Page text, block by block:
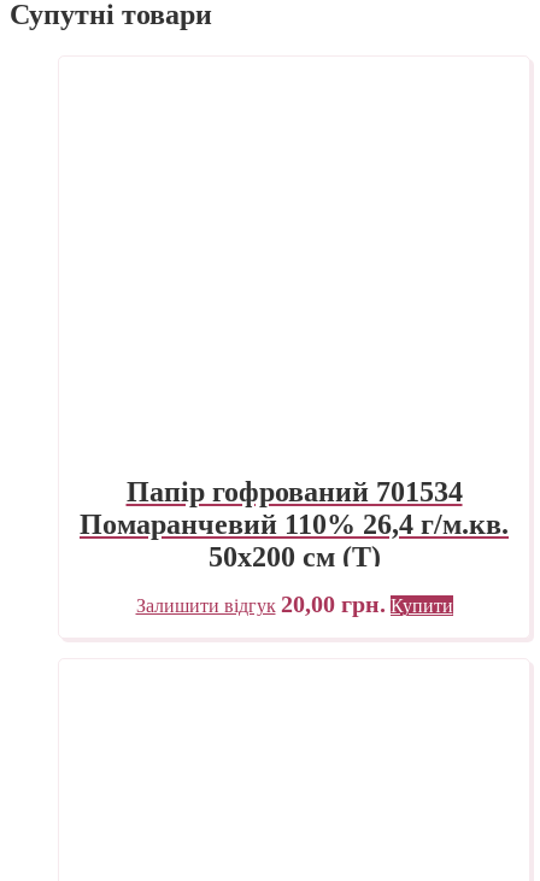
Супутні товари
Папір гофрований 701534
Помаранчевий 110% 26,4 г/м.кв.
50х200 см (Т)
Залишити відгук 20,00 грн. Купити